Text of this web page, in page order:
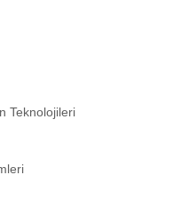
Teknolojileri